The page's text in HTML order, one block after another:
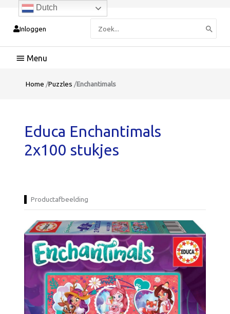
Inloggen
naar:
Hoofdmenu
Home /Puzzles /Enchantimals
Educa Enchantimals
2x100 stukjes
Productafbeelding
Dutch